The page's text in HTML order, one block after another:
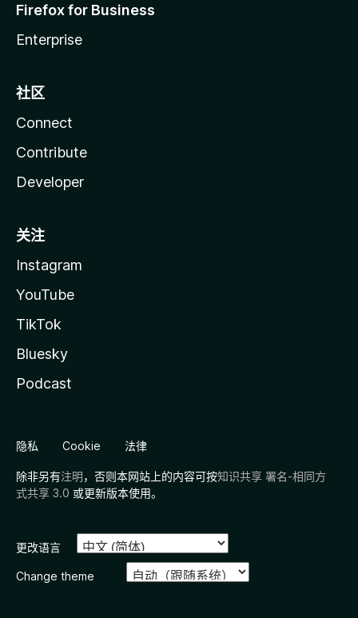
Firefox for Business
Enterprise
社区
Connect
Contribute
Developer
关注
Instagram
YouTube
TikTok
Bluesky
Podcast
隐私 Cookie 法律
除非另有注明，否则本网站上的内容可按知识共享 署名-相同方
式共享 3.0 或更新版本使用。
更改语言
Change theme